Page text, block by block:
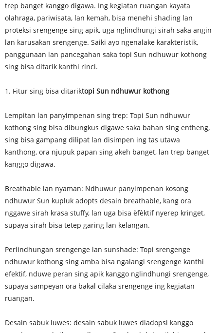
trep banget kanggo digawa. Ing kegiatan ruangan kayata
olahraga, pariwisata, lan kemah, bisa menehi shading lan
proteksi srengenge sing apik, uga nglindhungi sirah saka angin
lan karusakan srengenge. Saiki ayo ngenalake karakteristik,
panggunaan lan pancegahan saka topi Sun ndhuwur kothong
sing bisa ditarik kanthi rinci.
1. Fitur sing bisa ditariktopi Sun ndhuwur kothong
Lempitan lan panyimpenan sing trep: Topi Sun ndhuwur
kothong sing bisa dibungkus digawe saka bahan sing entheng,
sing bisa gampang dilipat lan disimpen ing tas utawa
kanthong, ora njupuk papan sing akeh banget, lan trep banget
kanggo digawa.
Breathable lan nyaman: Ndhuwur panyimpenan kosong
ndhuwur Sun kupluk adopts desain breathable, kang ora
nggawe sirah krasa stuffy, lan uga bisa èfèktif nyerep kringet,
supaya sirah bisa tetep garing lan kelangan.
Perlindhungan srengenge lan sunshade: Topi srengenge
ndhuwur kothong sing amba bisa ngalangi srengenge kanthi
efektif, nduwe peran sing apik kanggo nglindhungi srengenge,
supaya sampeyan ora bakal cilaka srengenge ing kegiatan
ruangan.
Desain sabuk luwes: desain sabuk luwes diadopsi kanggo